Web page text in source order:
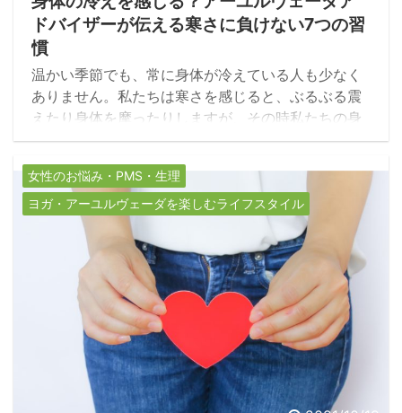
ドバイザーが伝える寒さに負けない7つの習
慣
温かい季節でも、常に身体が冷えている人も少なく
ありません。私たちは寒さを感じると、ぶるぶる震
えたり身体を摩ったりしますが、その時私たちの身
体では、どのようなことが怒っているのでしょう
か。今回は冷えのメカニズムと冷え対策を紹介しま
す。
女性のお悩み・PMS・生理
ヨガ・アーユルヴェーダを楽しむライフスタイル